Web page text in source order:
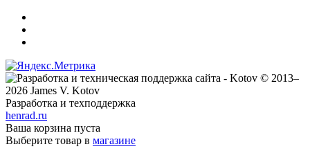
© 2013–
2026 James V. Kotov
Разработка и техподдержка
henrad.ru
Ваша корзина пуста
Выберите товар в магазине